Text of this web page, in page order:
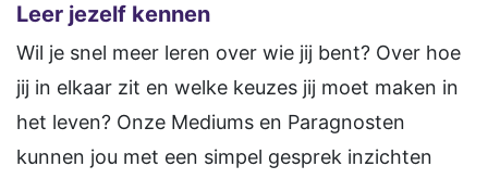
Leer jezelf kennen
Wil je snel meer leren over wie jij bent? Over hoe
jij in elkaar zit en welke keuzes jij moet maken in
het leven? Onze Mediums en Paragnosten
kunnen jou met een simpel gesprek inzichten